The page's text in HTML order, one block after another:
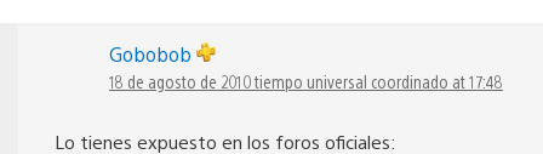
Gobobob
18 de agosto de 2010 tiempo universal coordinado at 17:48
Lo tienes expuesto en los foros oficiales: